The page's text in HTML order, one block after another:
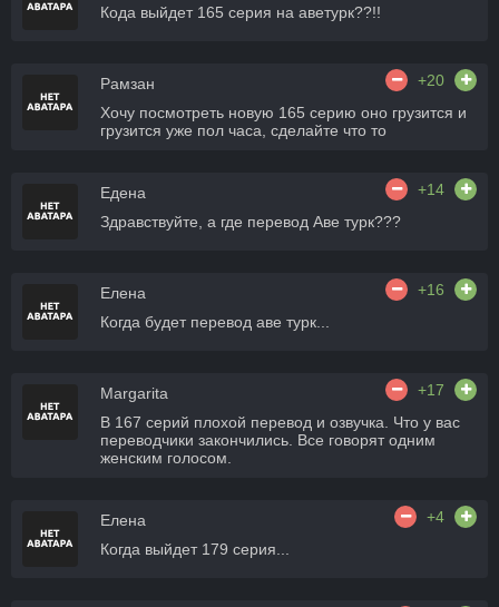
Кода выйдет 165 серия на аветурк??!!
Рамзан
+20
Хочу посмотреть новую 165 серию оно грузится и
грузится уже пол часа, сделайте что то
Едена
+14
Здравствуйте, а где перевод Аве турк???
Елена
+16
Когда будет перевод аве турк...
Margarita
+17
В 167 серий плохой перевод и озвучка. Что у вас
переводчики закончились. Все говорят одним
женским голосом.
Елена
+4
Когда выйдет 179 серия...